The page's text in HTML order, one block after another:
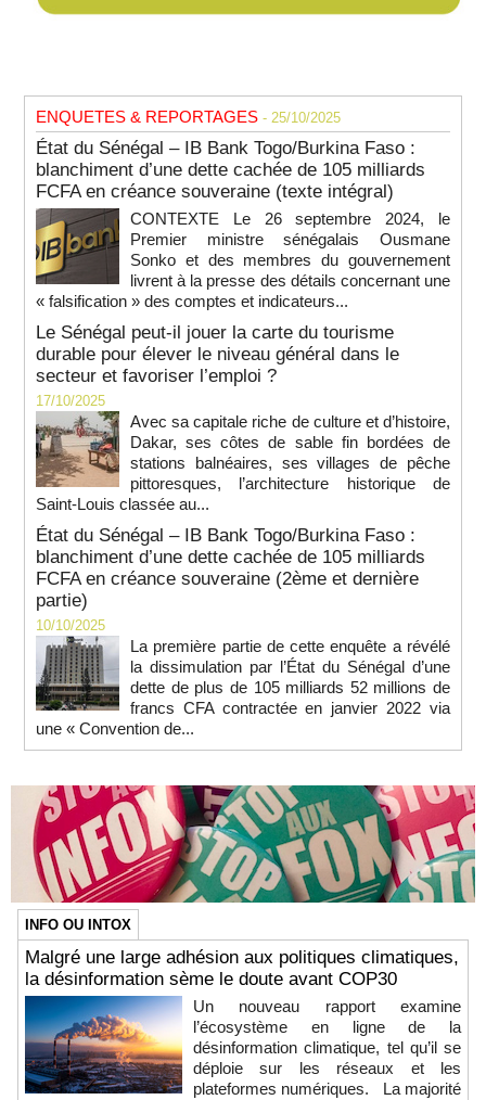
ENQUETES & REPORTAGES - 25/10/2025
État du Sénégal – IB Bank Togo/Burkina Faso :
blanchiment d’une dette cachée de 105 milliards
FCFA en créance souveraine (texte intégral)
CONTEXTE Le 26 septembre 2024, le
Premier ministre sénégalais Ousmane
Sonko et des membres du gouvernement
livrent à la presse des détails concernant une
« falsification » des comptes et indicateurs...
Le Sénégal peut-il jouer la carte du tourisme
durable pour élever le niveau général dans le
secteur et favoriser l’emploi ?
17/10/2025
Avec sa capitale riche de culture et d’histoire,
Dakar, ses côtes de sable fin bordées de
stations balnéaires, ses villages de pêche
pittoresques, l’architecture historique de
Saint-Louis classée au...
État du Sénégal – IB Bank Togo/Burkina Faso :
blanchiment d’une dette cachée de 105 milliards
FCFA en créance souveraine (2ème et dernière
partie)
10/10/2025
La première partie de cette enquête a révélé
la dissimulation par l’État du Sénégal d’une
dette de plus de 105 milliards 52 millions de
francs CFA contractée en janvier 2022 via
une « Convention de...
INFO OU INTOX
Malgré une large adhésion aux politiques climatiques,
la désinformation sème le doute avant COP30
Un nouveau rapport examine
l’écosystème en ligne de la
désinformation climatique, tel qu’il se
déploie sur les réseaux et les
plateformes numériques. La majorité